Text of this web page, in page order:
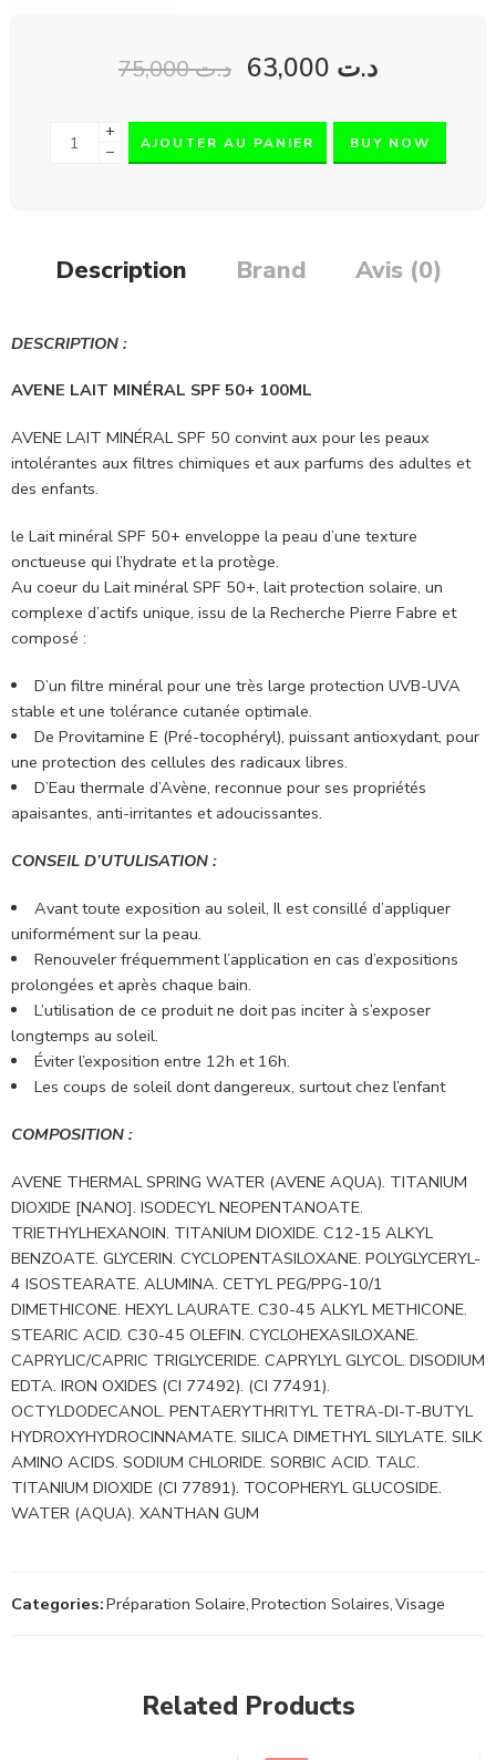
د.ت75,000 د.ت
+
−
AJOUTER AU PANIER BUY NOW
Description Brand Avis (0)
DESCRIPTION :
AVENE LAIT MINÉRAL SPF 50+ 100ML
AVENE LAIT MINÉRAL SPF 50 convint aux pour les peaux
intolérantes aux filtres chimiques et aux parfums des adultes et
des enfants.
le Lait minéral SPF 50+ enveloppe la peau d’une texture
onctueuse qui l’hydrate et la protège.
Au coeur du Lait minéral SPF 50+, lait protection solaire, un
complexe d’actifs unique, issu de la Recherche Pierre Fabre et
composé :
D’un filtre minéral pour une très large protection UVB-UVA
stable et une tolérance cutanée optimale.
De Provitamine E (Pré-tocophéryl), puissant antioxydant, pour
une protection des cellules des radicaux libres.
D’Eau thermale d’Avène, reconnue pour ses propriétés
apaisantes, anti-irritantes et adoucissantes.
CONSEIL D’UTULISATION :
Avant toute exposition au soleil, Il est consillé d’appliquer
uniformément sur la peau.
Renouveler fréquemment l’application en cas d’expositions
prolongées et après chaque bain.
L’utilisation de ce produit ne doit pas inciter à s’exposer
longtemps au soleil.
Éviter l’exposition entre 12h et 16h.
Les coups de soleil dont dangereux, surtout chez l’enfant
COMPOSITION :
AVENE THERMAL SPRING WATER (AVENE AQUA). TITANIUM
DIOXIDE [NANO]. ISODECYL NEOPENTANOATE.
TRIETHYLHEXANOIN. TITANIUM DIOXIDE. C12-15 ALKYL
BENZOATE. GLYCERIN. CYCLOPENTASILOXANE. POLYGLYCERYL-
4 ISOSTEARATE. ALUMINA. CETYL PEG/PPG-10/1
DIMETHICONE. HEXYL LAURATE. C30-45 ALKYL METHICONE.
STEARIC ACID. C30-45 OLEFIN. CYCLOHEXASILOXANE.
CAPRYLIC/CAPRIC TRIGLYCERIDE. CAPRYLYL GLYCOL. DISODIUM
EDTA. IRON OXIDES (CI 77492). (CI 77491).
OCTYLDODECANOL. PENTAERYTHRITYL TETRA-DI-T-BUTYL
HYDROXYHYDROCINNAMATE. SILICA DIMETHYL SILYLATE. SILK
AMINO ACIDS. SODIUM CHLORIDE. SORBIC ACID. TALC.
TITANIUM DIOXIDE (CI 77891). TOCOPHERYL GLUCOSIDE.
WATER (AQUA). XANTHAN GUM
Categories:Préparation Solaire,Protection Solaires,Visage
Related Products